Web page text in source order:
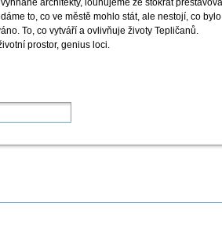
architekty, louhujeme ze stokrát
to, co ve městě mohlo stát, ale nestojí, co bylo
To, co vytváří a ovlivňuje životy Tepličanů.
prostor, genius loci.